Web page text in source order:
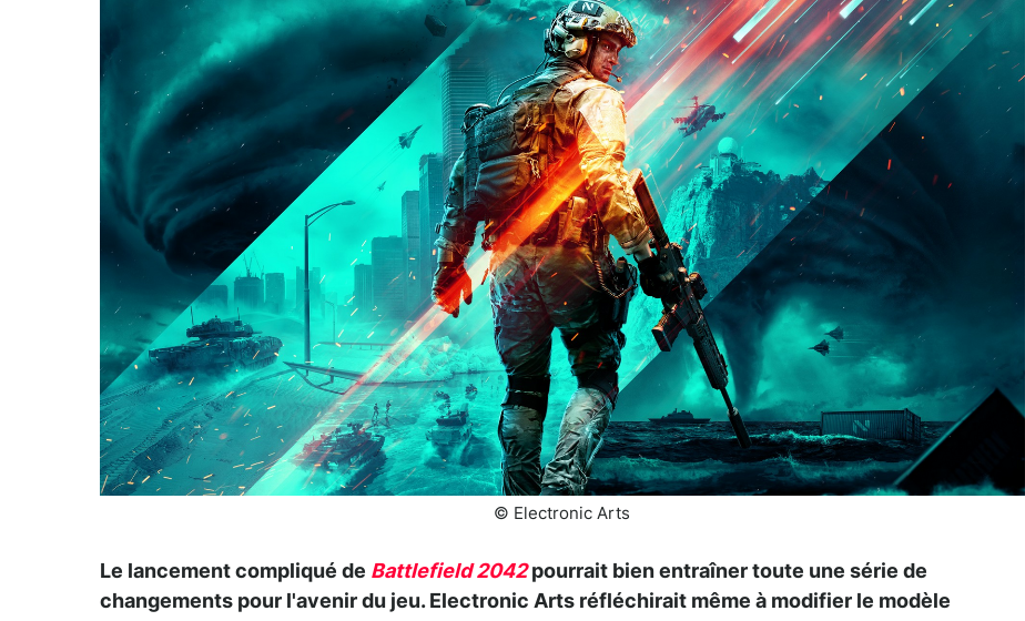
© Electronic Arts
Le lancement compliqué de Battlefield 2042 pourrait bien entraîner toute une série de
changements pour l'avenir du jeu. Electronic Arts réfléchirait même à modifier le modèle